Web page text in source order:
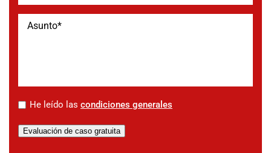
* He leído las condiciones generales
Evaluación de caso gratuita